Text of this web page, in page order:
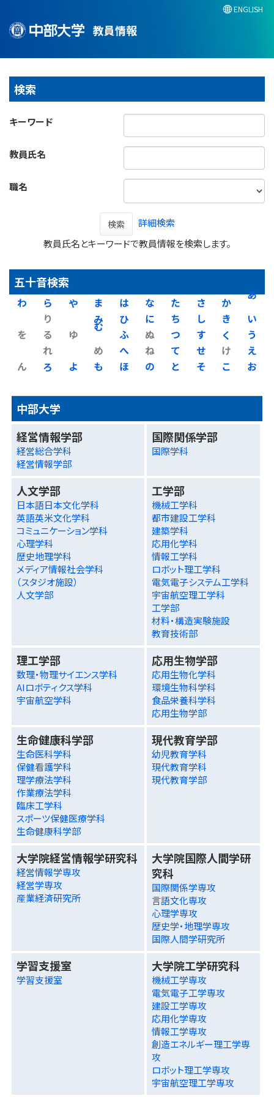
教員情報
ENGLISH
検索
キーワード
教員氏名
職名
検索
詳細検索
教員氏名とキーワードで教員情報を検索します。
五十音検索
あ
い
う
え
お
か
き
く
け
こ
さ
し
す
せ
そ
た
ち
つ
て
と
な
に
ぬ
ね
の
は
ひ
ふ
へ
ほ
ま
み
む
め
も
や
ゆ
よ
ら
り
る
れ
ろ
わ
を
ん
中部大学
経営情報学部
経営総合学科
経営情報学部
国際関係学部
国際学科
人文学部
日本語日本文化学科
英語英米文化学科
コミュニケーション学科
心理学科
歴史地理学科
メディア情報社会学科
（スタジオ施設）
人文学部
工学部
機械工学科
都市建設工学科
建築学科
応用化学科
情報工学科
ロボット理工学科
電気電子システム工学科
宇宙航空理工学科
工学部
材料・構造実験施設
教育技術部
理工学部
数理・物理サイエンス学科
AIロボティクス学科
宇宙航空学科
応用生物学部
応用生物化学科
環境生物科学科
食品栄養科学科
応用生物学部
生命健康科学部
生命医科学科
保健看護学科
理学療法学科
作業療法学科
臨床工学科
スポーツ保健医療学科
生命健康科学部
現代教育学部
幼児教育学科
現代教育学科
現代教育学部
大学院経営情報学研究科
経営情報学専攻
経営学専攻
産業経済研究所
大学院国際人間学研
究科
国際関係学専攻
言語文化専攻
心理学専攻
歴史学・地理学専攻
国際人間学研究所
学習支援室
学習支援室
大学院工学研究科
機械工学専攻
電気電子工学専攻
建設工学専攻
応用化学専攻
情報工学専攻
創造エネルギー理工学専
攻
ロボット理工学専攻
宇宙航空理工学専攻